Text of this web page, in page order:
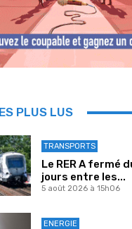
PLUS LUS
TRANSPORTS
Le RER A fermé
jours entre les...
5 août 2026 à 15h06
ENERGIE